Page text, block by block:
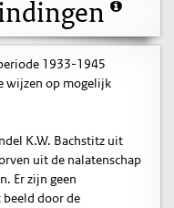
1933-1945
wijzen op mogelijk
K.W. Bachstitz uit
uit de nalatenschap
Er zijn geen
door de